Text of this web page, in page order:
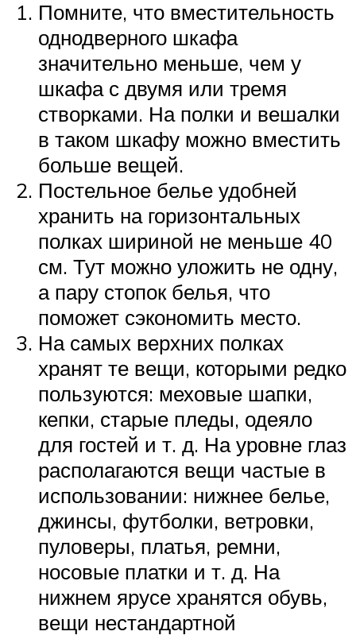
Помните, что вместительность
однодверного шкафа
значительно меньше, чем у
шкафа с двумя или тремя
створками. На полки и вешалки
в таком шкафу можно вместить
больше вещей.
Постельное белье удобней
хранить на горизонтальных
полках шириной не меньше 40
см. Тут можно уложить не одну,
а пару стопок белья, что
поможет сэкономить место.
На самых верхних полках
хранят те вещи, которыми редко
пользуются: меховые шапки,
кепки, старые пледы, одеяло
для гостей и т. д. На уровне глаз
располагаются вещи частые в
использовании: нижнее белье,
джинсы, футболки, ветровки,
пуловеры, платья, ремни,
носовые платки и т. д. На
нижнем ярусе хранятся обувь,
вещи нестандартной